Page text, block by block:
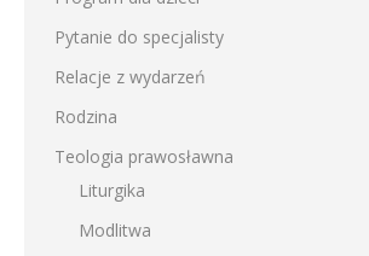
Pytanie do specjalisty
Relacje z wydarzeń
Rodzina
Teologia prawosławna
Liturgika
Modlitwa